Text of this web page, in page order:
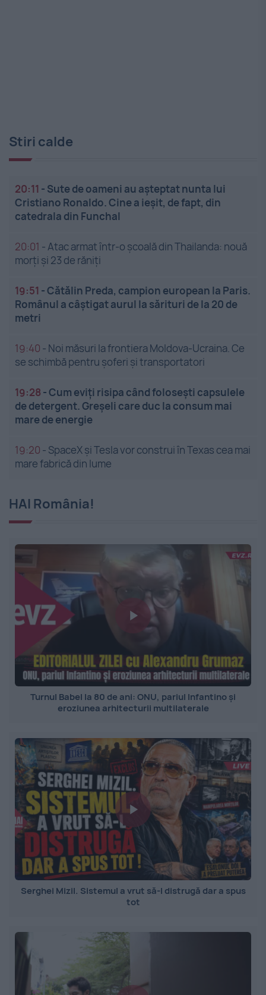
Stiri calde
20:11 - Sute de oameni au așteptat nunta lui
Cristiano Ronaldo. Cine a ieșit, de fapt, din
catedrala din Funchal
20:01 -Atac armat într-o școală din Thailanda: nouă
morți și 23 de răniți
19:51 -Cătălin Preda, campion european la Paris.
Românul a câștigat aurul la sărituri de la 20 de
metri
19:40 - Noi măsuri la frontiera Moldova-Ucraina. Ce
se schimbă pentru șoferi și transportatori
19:28 -Cum eviți risipa când folosești capsulele
de detergent. Greșeli care duc la consum mai
mare de energie
19:20 - SpaceX și Tesla vor construi în Texas cea mai
mare fabrică din lume
HAI România!
Turnul Babel la 80 de ani: ONU, pariul Infantino și
eroziunea arhitecturii multilaterale
Serghei Mizil. Sistemul a vrut să-l distrugă dar a spus
tot